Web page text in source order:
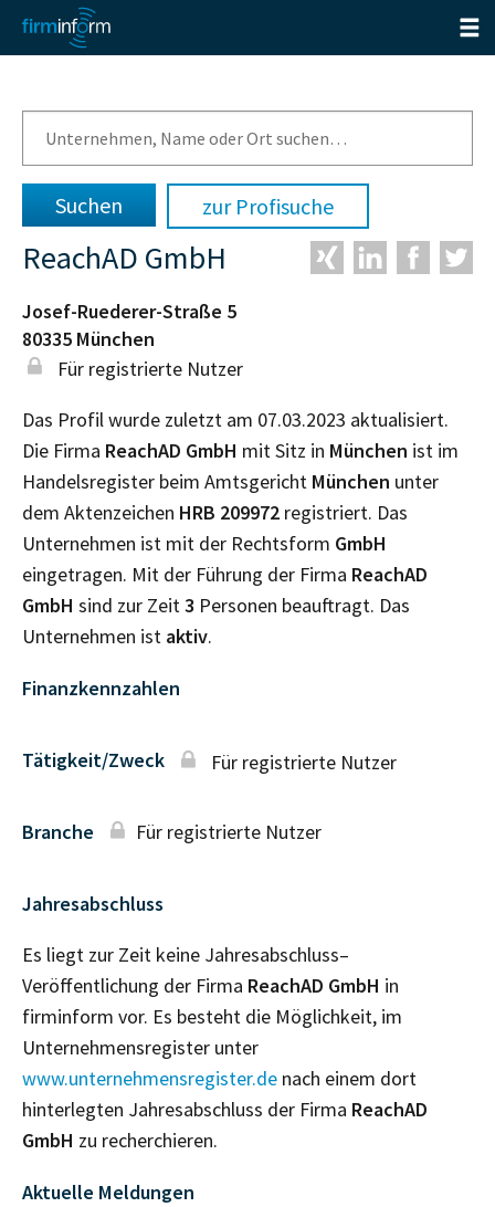
zur Profisuche
ReachAD GmbH
Josef-Ruederer-Straße 5
80335 München
Für registrierte Nutzer
Das Profil wurde zuletzt am 07.03.2023 aktualisiert.
Die Firma ReachAD GmbH mit Sitz in München ist im
Handelsregister beim Amtsgericht München unter
dem Aktenzeichen HRB 209972 registriert. Das
Unternehmen ist mit der Rechtsform GmbH
eingetragen. Mit der Führung der Firma ReachAD
GmbH sind zur Zeit3 Personen beauftragt. Das
Unternehmen ist aktiv.
Finanzkennzahlen
Tätigkeit/Zweck Für registrierte Nutzer
Branche Für registrierte Nutzer
Jahresabschluss
Es liegt zur Zeit keine Jahresabschluss–
Veröffentlichung der Firma ReachAD GmbH in
firminform vor. Es besteht die Möglichkeit, im
Unternehmensregister unter
www.unternehmensregister.de nach einem dort
hinterlegten Jahresabschluss der Firma ReachAD
GmbH zu recherchieren.
Aktuelle Meldungen